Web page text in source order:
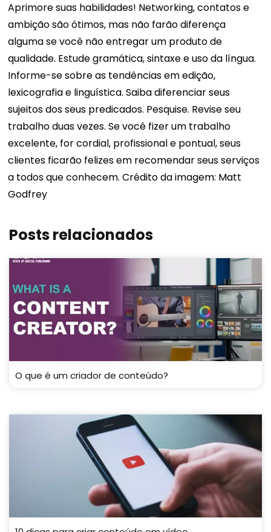
Aprimore suas habilidades! Networking, contatos e
ambição são ótimos, mas não farão diferença
alguma se você não entregar um produto de
qualidade. Estude gramática, sintaxe e uso da língua.
Informe-se sobre as tendências em edição,
lexicografia e linguística. Saiba diferenciar seus
sujeitos dos seus predicados. Pesquise. Revise seu
trabalho duas vezes. Se você fizer um trabalho
excelente, for cordial, profissional e pontual, seus
clientes ficarão felizes em recomendar seus serviços
a todos que conhecem. Crédito da imagem: Matt
Godfrey
Posts relacionados
O que é um criador de conteúdo?